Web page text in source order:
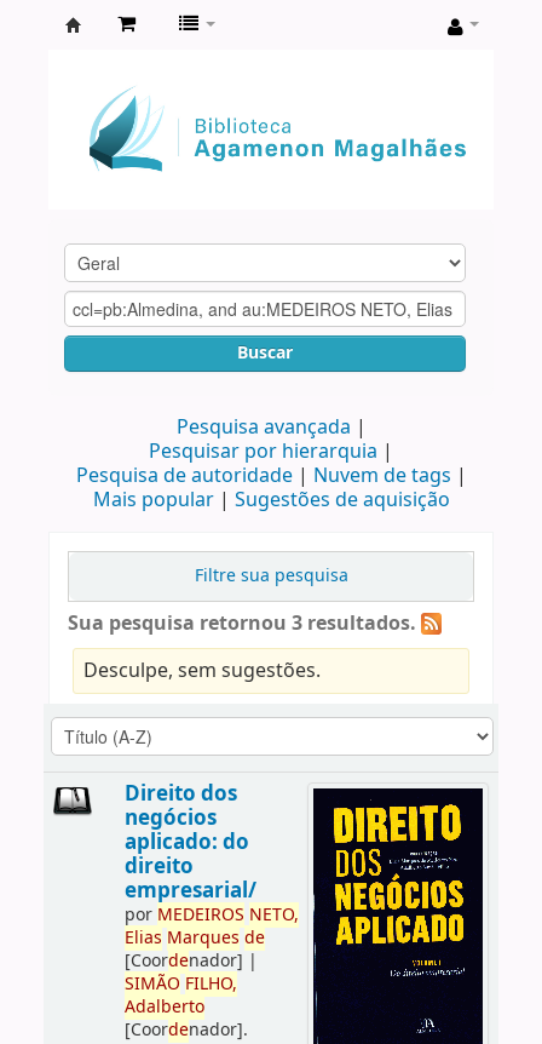
Agamenon
Magalhães
Buscar
Pesquisa avançada
Pesquisar por hierarquia
Pesquisa de autoridade
Nuvem de tags
Mais popular
Sugestões de aquisição
Filtre sua pesquisa
Sua pesquisa retornou 3 resultados.
Desculpe, sem sugestões.
Direito dos
negócios
aplicado: do
direito
empresarial/
por MEDEIROS NETO,
Elias Marques de
[Coordenador] |
SIMÃO FILHO,
Adalberto
[Coordenador].